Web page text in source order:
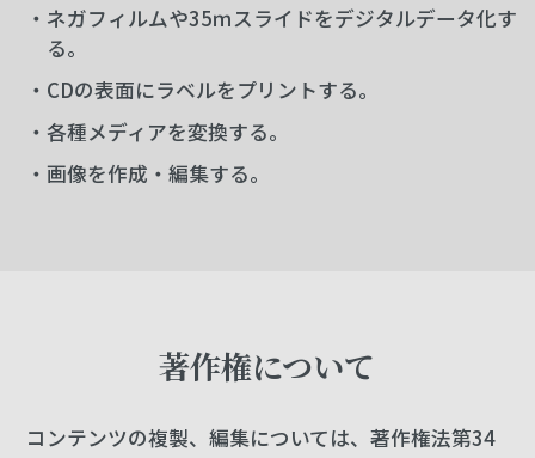
・ネガフィルムや35ｍスライドをデジタルデータ化す
る。
・CDの表面にラベルをプリントする。
・各種メディアを変換する。
・画像を作成・編集する。
著作権について
コンテンツの複製、編集については、著作権法第34